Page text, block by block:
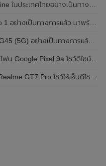
ยอย่างเป็นทางการแล้ว ราคา 14,990 บาท
งผล LCD / 120Hz , แบตเตอรี่ 5,000mAh และใช้ชิปเซ็ต Unisoc
อย่างเป็นทางการแล้วในอินเดีย
ไซน์ใหม่ กล้องหลังแบนราบ ไม่มีกรอบของกล้องแล้ว
ดีไซน์ใหม่ พร้อมเผยรายละเอียดสเปกที่สำคัญบางส่วน